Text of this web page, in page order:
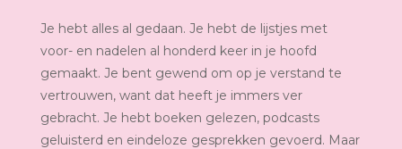
Je hebt alles al gedaan. Je hebt de lijstjes met
voor- en nadelen al honderd keer in je hoofd
gemaakt. Je bent gewend om op je verstand te
vertrouwen, want dat heeft je immers ver
gebracht. Je hebt boeken gelezen, podcasts
geluisterd en eindeloze gesprekken gevoerd. Maar